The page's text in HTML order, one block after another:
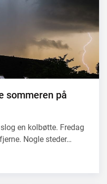
sommeren på
en kolbøtte. Fredag
Nogle steder…